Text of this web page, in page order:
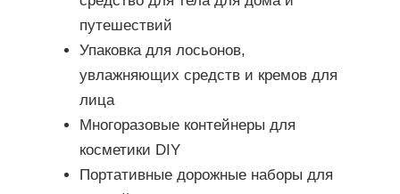
путешествий
Упаковка для лосьонов,
увлажняющих средств и кремов для
лица
Многоразовые контейнеры для
косметики DIY
Портативные дорожные наборы для